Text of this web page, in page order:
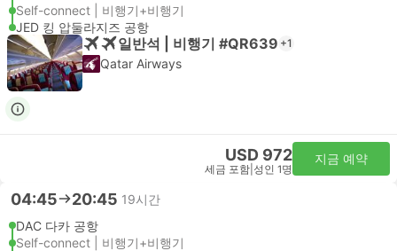
Self-connect | 비행기+비행기
JED 킹 압둘라지즈 공항
일반석 | 비행기 #QR639 +1
Qatar Airways
USD 972
세금 포함 성인 1명
지금 예약
04:45 20:45 19시간
DAC 다카 공항
Self-connect | 비행기+비행기